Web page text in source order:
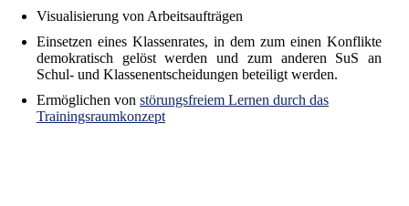
Visualisierung von Arbeitsaufträgen
Einsetzen eines Klassenrates, in dem zum einen Konflikte
demokratisch gelöst werden und zum anderen SuS an
Schul- und Klassenentscheidungen beteiligt werden.
Ermöglichen von störungsfreiem Lernen durch das
Trainingsraumkonzept